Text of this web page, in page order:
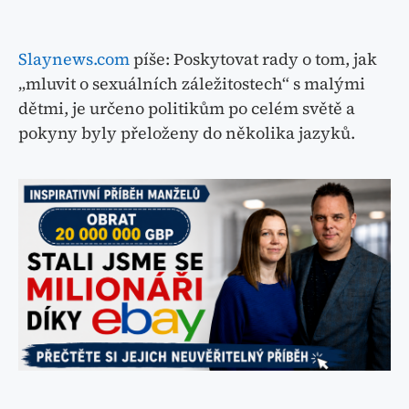
Slaynews.compíše: Poskytovat rady o tom, jak
„mluvit o sexuálních záležitostech“ s malými
dětmi, je určeno politikům po celém světě a
pokyny byly přeloženy do několika jazyků.